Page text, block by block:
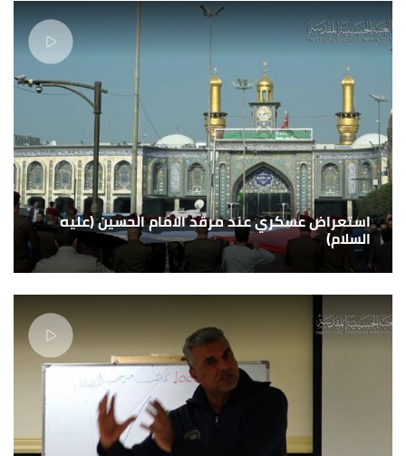
استعراض عسكري عند مرقد الامام الحسين (عليه
السلام)